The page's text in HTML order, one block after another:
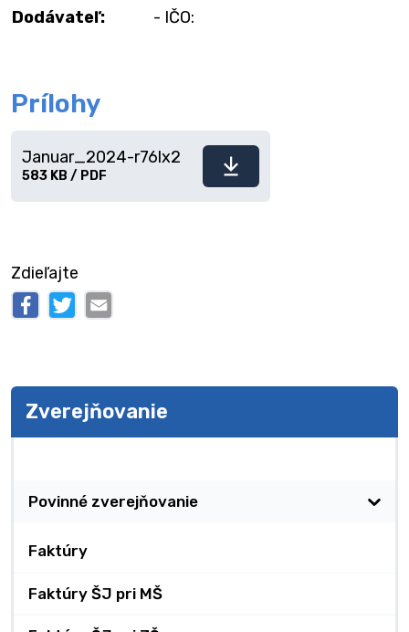
Dodávateľ:
- IČO:
Prílohy
Stiahnuť
Januar_2024-r76lx2
583 KB / PDF
Zdieľajte
Zverejňovanie
Povinné zverejňovanie
Faktúry
Faktúry ŠJ pri MŠ